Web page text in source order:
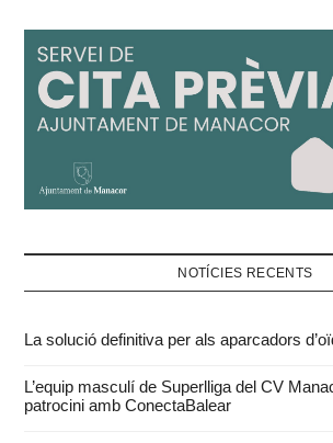
NOTÍCIES RECENTS
La solució definitiva per als aparcadors
L’equip masculí de Superlliga del CV
patrocini amb ConectaBalear